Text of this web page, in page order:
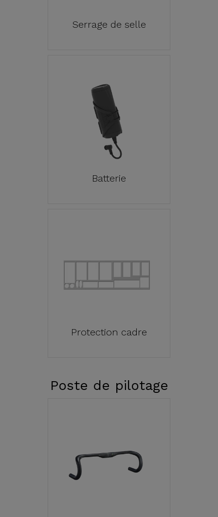
Serrage de selle
Batterie
Protection cadre
Poste de pilotage